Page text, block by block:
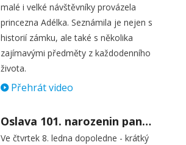
malé i velké návštěvníky provázela
princezna Adélka. Seznámila je nejen s
historií zámku, ale také s několika
zajímavými předměty z každodenního
života.
Přehrát video
Oslava 101. narozenin paní Věry Skořepové
Ve čtvrtek 8. ledna dopoledne - krátký